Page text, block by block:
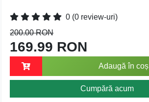
0 (0 review-uri)
200.00 RON
169.99 RON
Adaugă în coș
Cumpără acum